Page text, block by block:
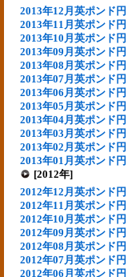
2013年12月英ポンド円
2013年11月英ポンド円
2013年10月英ポンド円
2013年09月英ポンド円
2013年08月英ポンド円
2013年07月英ポンド円
2013年06月英ポンド円
2013年05月英ポンド円
2013年04月英ポンド円
2013年03月英ポンド円
2013年02月英ポンド円
2013年01月英ポンド円
[2012年]
2012年12月英ポンド円
2012年11月英ポンド円
2012年10月英ポンド円
2012年09月英ポンド円
2012年08月英ポンド円
2012年07月英ポンド円
2012年06月英ポンド円